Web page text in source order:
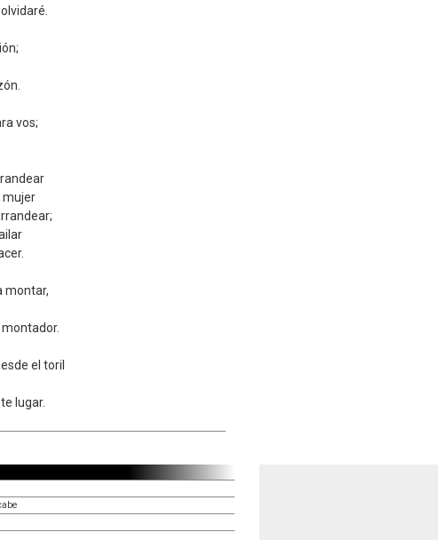
vos;
mujer
montar,
el toril
lugar.